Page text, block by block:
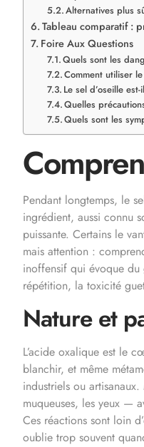
Alternatives plus
Tableau comparatif :
Foire Aux Questions
Quels sont les
Comment utiliser
Le sel d’oseille
Quelles
Quels sont les
Pendant longtemps, le
ingrédient, aussi connu
puissante. Certains le
mais attention :
inoffensif qui évoque du
répétition, la toxicité
Nature et
L’acide oxalique est le
blanchir, et même
industriels ou
muqueuses, les yeux —
Ces réactions sont loin
oublie trop souvent